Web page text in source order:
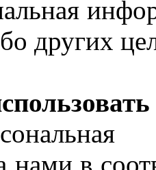
других
нами в